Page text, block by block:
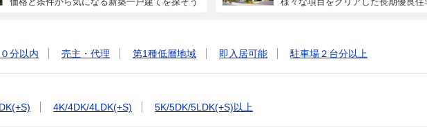
分以内
売主・代理 第1種低層地域 即入居可能 駐車場２台分以上
4K/4DK/4LDK(+S) 5K/5DK/5LDK(+S)以上